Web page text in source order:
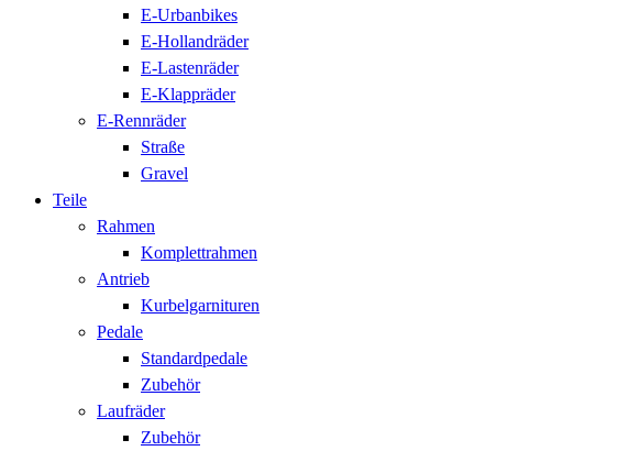
E-Urbanbikes
E-Hollandräder
E-Lastenräder
E-Klappräder
E-Rennräder
Straße
Gravel
Teile
Rahmen
Komplettrahmen
Antrieb
Kurbelgarnituren
Pedale
Standardpedale
Zubehör
Laufräder
Zubehör